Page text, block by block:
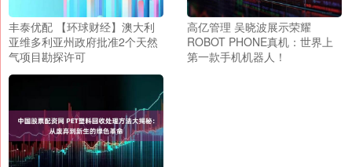
丰泰优配 【环球财经】澳大利
亚维多利亚州政府批准2个天然
气项目勘探许可
高亿管理 吴晓波展示荣耀
ROBOT PHONE真机：世界上
第一款手机机器人！